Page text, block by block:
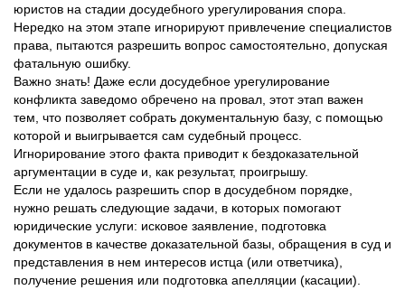
юристов на стадии досудебного урегулирования спора.
Нередко на этом этапе игнорируют привлечение специалистов
права, пытаются разрешить вопрос самостоятельно, допуская
фатальную ошибку.
Важно знать! Даже если досудебное урегулирование
конфликта заведомо обречено на провал, этот этап важен
тем, что позволяет собрать документальную базу, с помощью
которой и выигрывается сам судебный процесс.
Игнорирование этого факта приводит к бездоказательной
аргументации в суде и, как результат, проигрышу.
Если не удалось разрешить спор в досудебном порядке,
нужно решать следующие задачи, в которых помогают
юридические услуги: исковое заявление, подготовка
документов в качестве доказательной базы, обращения в суд и
представления в нем интересов истца (или ответчика),
получение решения или подготовка апелляции (касации).